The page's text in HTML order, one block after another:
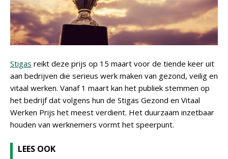
Stigas reikt deze prijs op 15 maart voor de tiende keer uit
aan bedrijven die serieus werk maken van gezond, veilig en
vitaal werken. Vanaf 1 maart kan het publiek stemmen op
het bedrijf dat volgens hun de Stigas Gezond en Vitaal
Werken Prijs het meest verdient. Het duurzaam inzetbaar
houden van werknemers vormt het speerpunt.
LEES OOK